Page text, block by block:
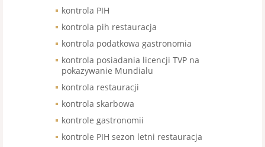
kontrola PIH
kontrola pih restauracja
kontrola podatkowa gastronomia
kontrola posiadania licencji TVP na
pokazywanie Mundialu
kontrola restauracji
kontrola skarbowa
kontrole gastronomii
kontrole PIH sezon letni restauracja